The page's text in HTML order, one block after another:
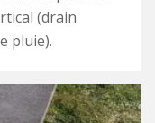
(drain
pluie).